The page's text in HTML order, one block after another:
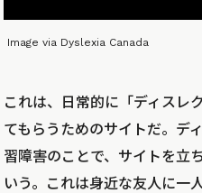
Image via Dyslexia Canada
これは、日常的に「ディスレ
てもらうためのサイトだ。デ
習障害のことで、サイトを立
いう。これは身近な友人に一